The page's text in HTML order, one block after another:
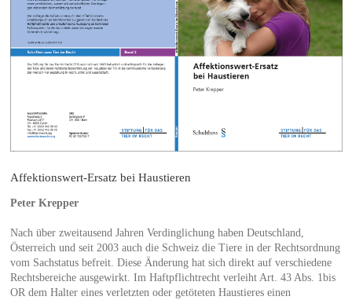
Affektionswert-Ersatz bei Haustieren
Peter Krepper
Nach über zweitausend Jahren Verdinglichung haben Deutschland,
Österreich und seit 2003 auch die Schweiz die Tiere in der Rechtsordnung
vom Sachstatus befreit. Diese Änderung hat sich direkt auf verschiedene
Rechtsbereiche ausgewirkt. Im Haftpflichtrecht verleiht Art. 43 Abs. 1bis
OR dem Halter eines verletzten oder getöteten Haustieres einen